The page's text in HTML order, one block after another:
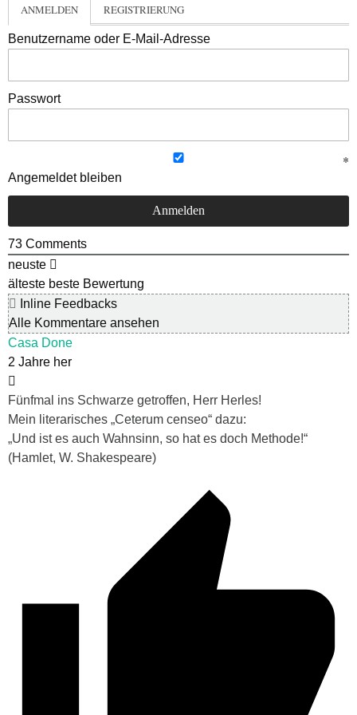
ANMELDEN REGISTRIERUNG
Benutzername oder E-Mail-Adresse
Passwort
Angemeldet bleiben
73 Comments
neuste
älteste beste Bewertung
Inline Feedbacks
Alle Kommentare ansehen
Casa Done
2 Jahre her
Fünfmal ins Schwarze getroffen, Herr Herles!
Mein literarisches „Ceterum censeo“ dazu:
„Und ist es auch Wahnsinn, so hat es doch Methode!“
(Hamlet, W. Shakespeare)